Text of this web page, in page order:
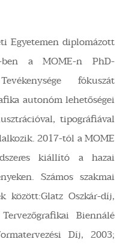
Egyetemen diplomázott
ben a MOME-n PhD-
fókuszát
autonóm lehetőségei
tipográfiával
2017-tól a MOME
kiállító a hazai
Számos szakmai
között:Glatz Oszkár-díj,
Biennálé
Díj, 2003;